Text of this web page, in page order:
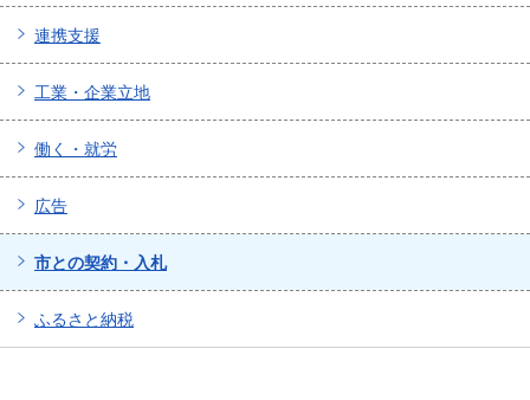
連携支援
工業・企業立地
働く・就労
広告
市との契約・入札
ふるさと納税